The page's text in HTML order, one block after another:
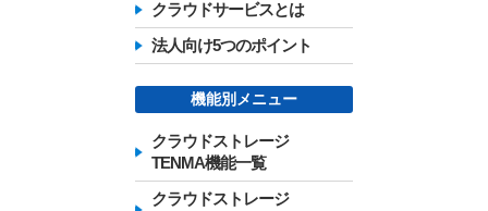
クラウドサービスとは
法人向け5つのポイント
機能別メニュー
クラウドストレージ
TENMA機能一覧
クラウドストレージ